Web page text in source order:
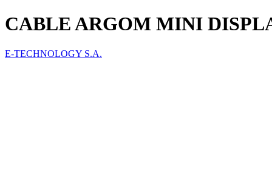
CABLE ARGOM MINI
E-TECHNOLOGY S.A.